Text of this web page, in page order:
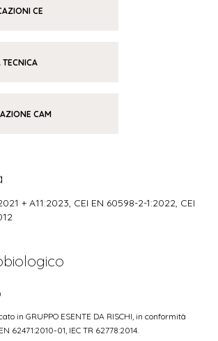
CE
TECNICA
CAM
+ A11:2023, CEI EN 60598-2-1:2022, CEI
in GRUPPO ESENTE DA RISCHI, in conformità
62471:2010-01, IEC TR 62778:2014.